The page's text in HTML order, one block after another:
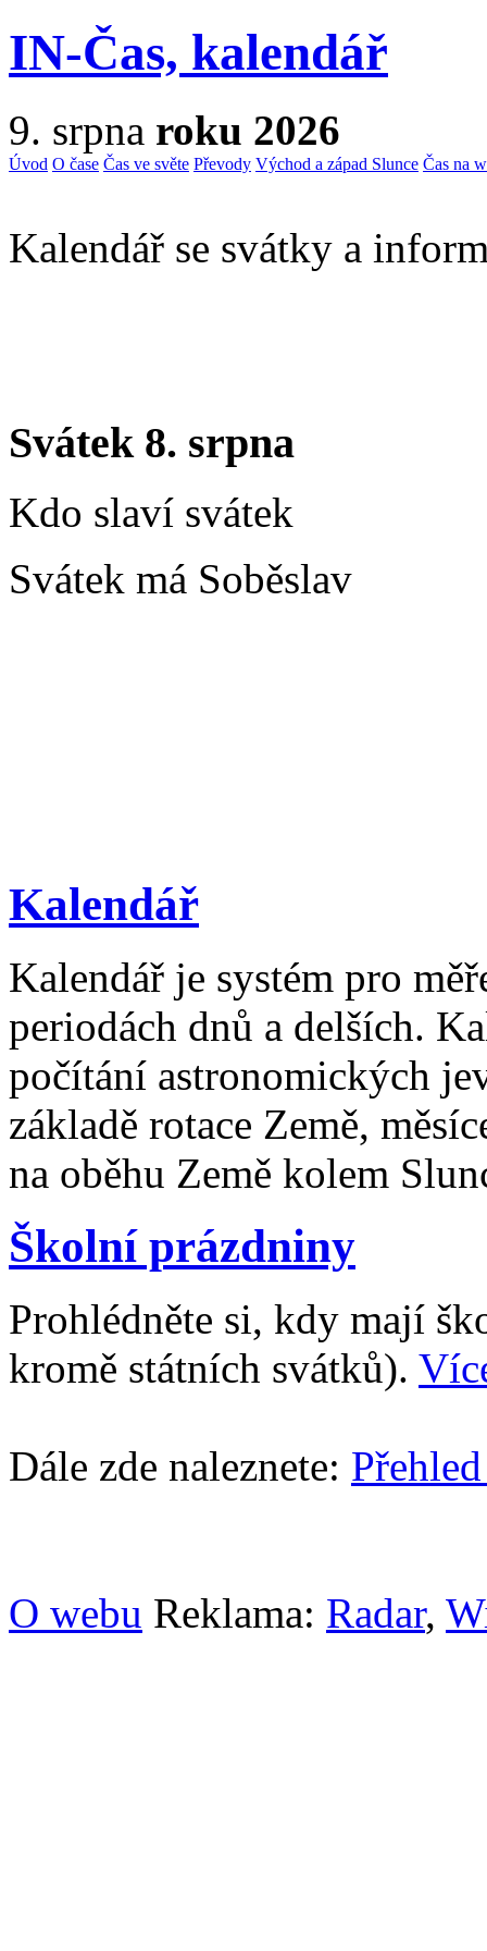
IN-Čas, kalendář
9. srpna roku 2026
Úvod O čase Čas ve světe Převody Východ a západ Slunce Čas na
Kalendář se svátky a
Svátek 8. srpna
Kdo slaví svátek
Svátek má Soběslav
Kalendář
Kalendář je systém pro
periodách dnů a delších.
počítání astronomických
základě rotace Země,
na oběhu Země kolem
Školní prázdniny
Prohlédněte si, kdy mají
kromě státních svátků).
Dále zde naleznete:
O webu Reklama: Radar,